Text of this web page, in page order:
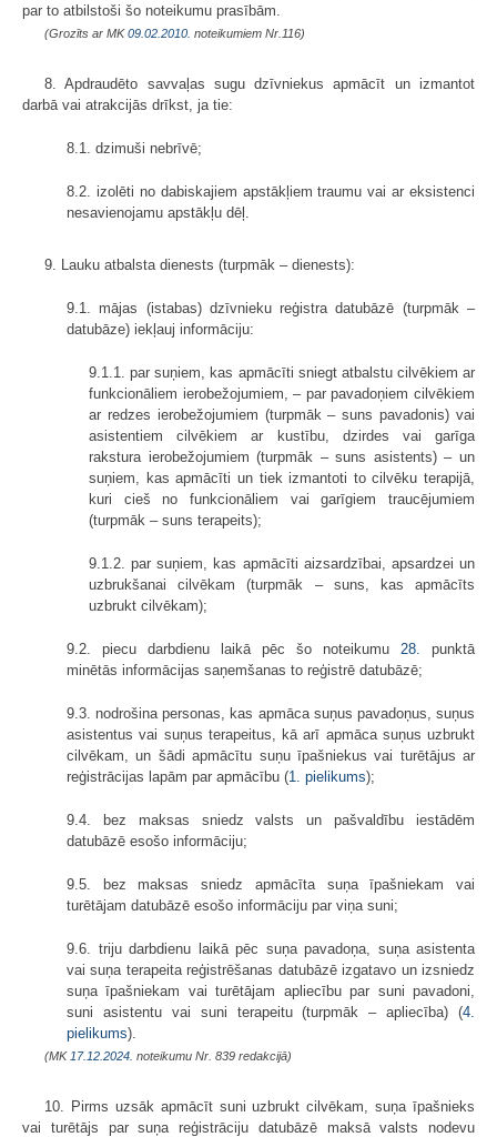
par to atbilstoši šo noteikumu prasībām.
(Grozīts ar MK09.02.2010. noteikumiem Nr.116)
8. Apdraudēto savvaļas sugu dzīvniekus apmācīt un izmantot
darbā vai atrakcijās drīkst, ja tie:
8.1. dzimuši nebrīvē;
8.2. izolēti no dabiskajiem apstākļiem traumu vai ar eksistenci
nesavienojamu apstākļu dēļ.
9. Lauku atbalsta dienests (turpmāk – dienests):
9.1. mājas (istabas) dzīvnieku reģistra datubāzē (turpmāk –
datubāze) iekļauj informāciju:
9.1.1. par suņiem, kas apmācīti sniegt atbalstu cilvēkiem ar
funkcionāliem ierobežojumiem, – par pavadoņiem cilvēkiem
ar redzes ierobežojumiem (turpmāk – suns pavadonis) vai
asistentiem cilvēkiem ar kustību, dzirdes vai garīga
rakstura ierobežojumiem (turpmāk – suns asistents) – un
suņiem, kas apmācīti un tiek izmantoti to cilvēku terapijā,
kuri cieš no funkcionāliem vai garīgiem traucējumiem
(turpmāk – suns terapeits);
9.1.2. par suņiem, kas apmācīti aizsardzībai, apsardzei un
uzbrukšanai cilvēkam (turpmāk – suns, kas apmācīts
uzbrukt cilvēkam);
9.2. piecu darbdienu laikā pēc šo noteikumu 28.
punktā
minētās informācijas saņemšanas to reģistrē datubāzē;
9.3. nodrošina personas, kas apmāca suņus pavadoņus, suņus
asistentus vai suņus terapeitus, kā arī apmāca suņus uzbrukt
cilvēkam, un šādi apmācītu suņu īpašniekus vai turētājus ar
reģistrācijas lapām par apmācību (1. pielikums);
9.4. bez maksas sniedz valsts un pašvaldību iestādēm
datubāzē esošo informāciju;
9.5. bez maksas sniedz apmācīta suņa īpašniekam vai
turētājam datubāzē esošo informāciju par viņa suni;
9.6. triju darbdienu laikā pēc suņa pavadoņa, suņa asistenta
vai suņa terapeita reģistrēšanas datubāzē izgatavo un izsniedz
suņa īpašniekam vai turētājam apliecību par suni pavadoni,
suni asistentu vai suni terapeitu (turpmāk – apliecība) (4.
pielikums).
(MK 17.12.2024. noteikumu Nr. 839 redakcijā)
10. Pirms uzsāk apmācīt suni uzbrukt cilvēkam, suņa īpašnieks
vai turētājs par suņa reģistrāciju datubāzē maksā valsts nodevu